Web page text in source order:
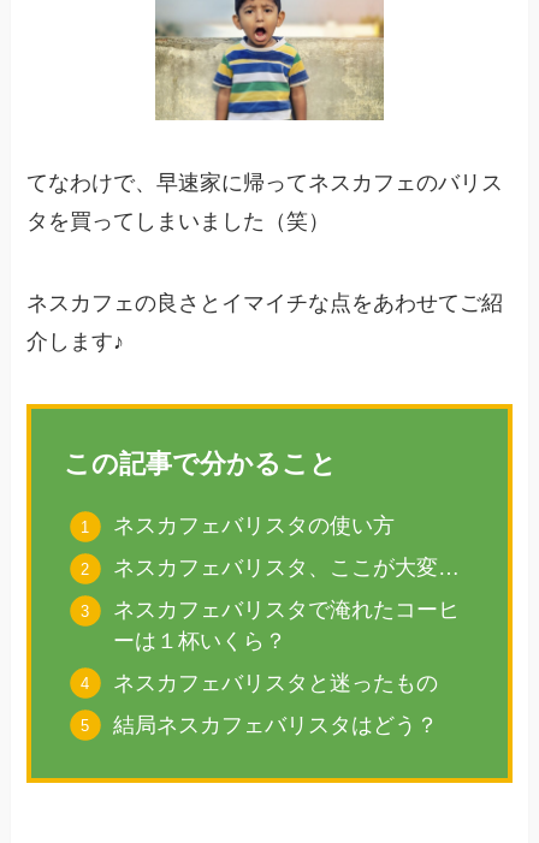
てなわけで、早速家に帰ってネスカフェのバリス
タを買ってしまいました（笑）
ネスカフェの良さとイマイチな点をあわせてご紹
介します♪
この記事で分かること
ネスカフェバリスタの使い方
ネスカフェバリスタ、ここが大変…
ネスカフェバリスタで淹れたコーヒ
ーは１杯いくら？
ネスカフェバリスタと迷ったもの
結局ネスカフェバリスタはどう？